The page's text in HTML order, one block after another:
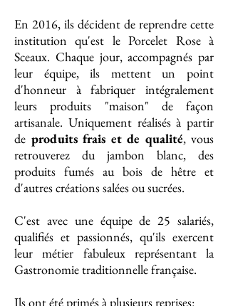
En 2016, ils décident de reprendre cette
institution qu'est le Porcelet Rose à
Sceaux. Chaque jour, accompagnés par
leur équipe, ils mettent un point
d'honneur à fabriquer intégralement
leurs produits "maison" de façon
artisanale. Uniquement réalisés à partir
de produits frais et de qualité, vous
retrouverez du jambon blanc, des
produits fumés au bois de hêtre et
d'autres créations salées ou sucrées.
C'est avec une équipe de 25 salariés,
qualifiés et passionnés, qu'ils exercent
leur métier fabuleux représentant la
Gastronomie traditionnelle française.
Ils ont été primés à plusieurs reprises: